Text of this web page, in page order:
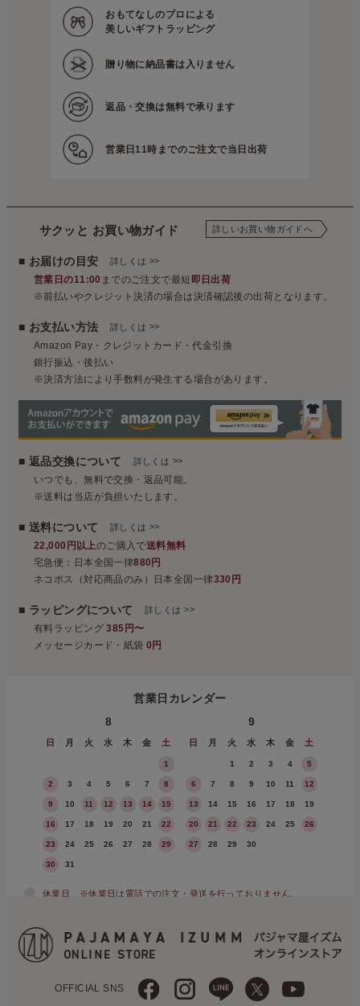
おもてなしのプロによる
美しいギフトラッピング
贈り物に納品書は入りません
返品・交換は無料で承ります
営業日11時までのご注文で当日出荷
サクッと お買い物ガイド 詳しいお買い物ガイドへ
■ お届けの目安 詳しくは >>
営業日の11:00 までのご注文で最短 即日出荷
※前払いやクレジット決済の場合は決済確認後の出荷となります。
■ お支払い方法 詳しくは >>
Amazon Pay・クレジットカード・代金引換
銀行振込・後払い
※決済方法により手数料が発生する場合があります。
■ 返品交換について 詳しくは >>
いつでも、無料で交換・返品可能。
※送料は当店が負担いたします。
■ 送料について 詳しくは >>
22,000円以上のご購入で送料無料
宅急便：日本全国一律880円
ネコポス（対応商品のみ）日本全国一律330円
■ ラッピングについて詳しくは>>
有料ラッピング385円〜
メッセージカード・紙袋0円
営業日カレンダー
8
日 月 火 水 木 金 土
1
2 3 4 5 6 7 8
9 10 11 12 13 14 15
16 17 18 19 20 21 22
23 24 25 26 27 28 29
30 31
9
日 月 火 水 木 金 土
1 2 3 4 5
6 7 8 9 10 11 12
13 14 15 16 17 18 19
20 21 22 23 24 25 26
27 28 29 30
休業日 ※休業日は電話での注文・発送を行っておりません。
OFFICIAL SNS